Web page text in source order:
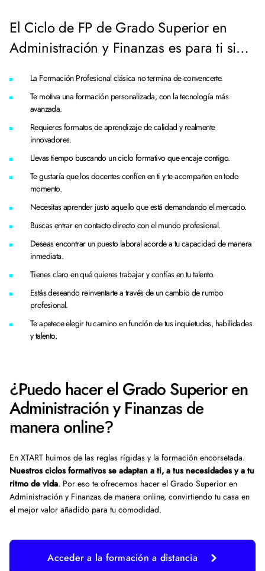
El Ciclo de FP de Grado Superior en
Administración y Finanzas es para ti si…
La Formación Profesional clásica no termina de convencerte.
Te motiva una formación personalizada, con la tecnología más
avanzada.
Requieres formatos de aprendizaje de calidad y realmente
innovadores.
Llevas tiempo buscando un ciclo formativo que encaje contigo.
Te gustaría que los docentes confíen en ti y te acompañen en todo
momento.
Necesitas aprender justo aquello que está demandando el mercado.
Buscas entrar en contacto directo con el mundo profesional.
Deseas encontrar un puesto laboral acorde a tu capacidad de manera
inmediata.
Tienes claro en qué quieres trabajar y confías en tu talento.
Estás deseando reinventarte a través de un cambio de rumbo
profesional.
Te apetece elegir tu camino en función de tus inquietudes, habilidades
y talento.
¿Puedo hacer el Grado Superior en
Administración y Finanzas de
manera online?
En XTART huimos de las reglas rígidas y la formación encorsetada.
Nuestros ciclos formativos se adaptan a ti, a tus necesidades y a tu
ritmo de vida. Por eso te ofrecemos hacer el Grado Superior en
Administración y Finanzas de manera online, convirtiendo tu casa en
el mejor valor añadido para tu comodidad.
Acceder a la formación a distancia